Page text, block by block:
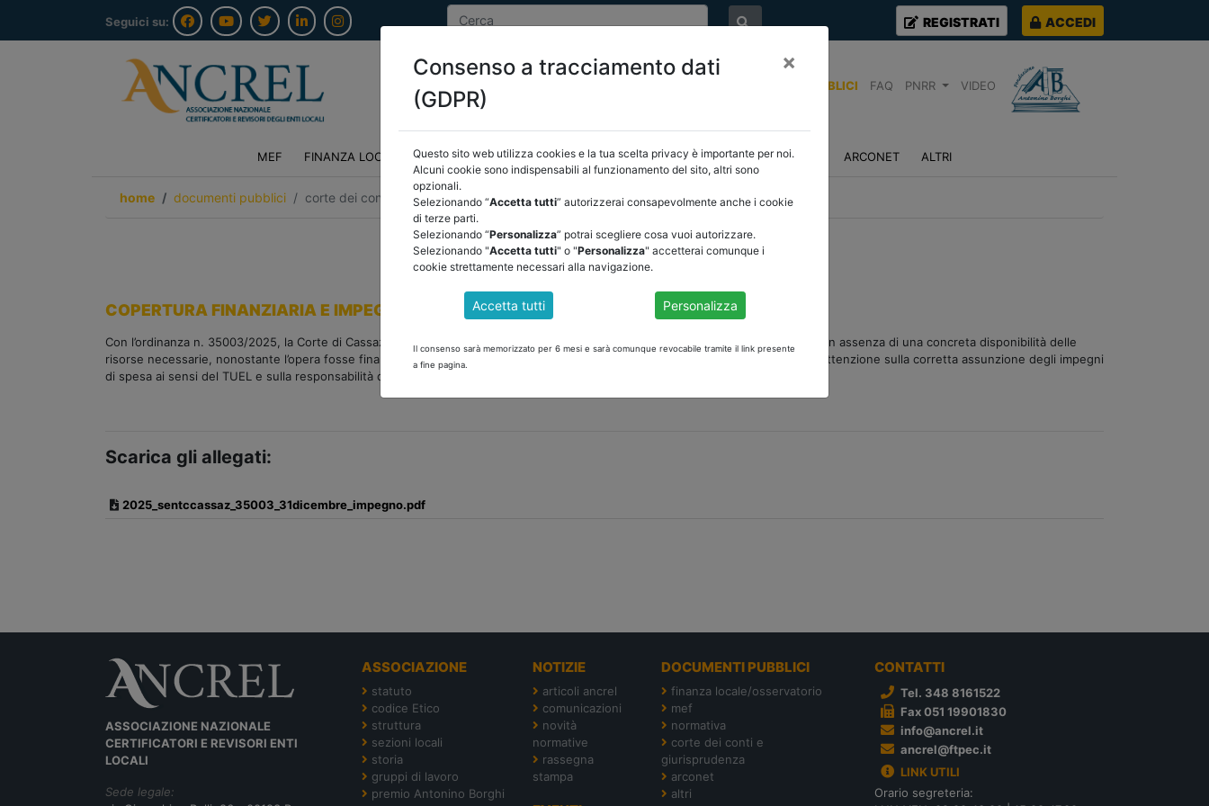
Seguici su: REGISTRATI ACCEDI
DOCUMENTI PUBBLICI FAQ PNRR VIDEO
MEF FINANZA LOCALE/OSSERVATORIO NORMATIVA CORTE DEI CONTI E GIURISPRUDENZA ARCONET ALTRI
home documenti pubblici corte dei conti e giurisprudenza/torna indietro
DOCUMENTI PUBBLICI
COPERTURA FINANZIARIA E IMPEGNI DI SPESA: I CHIARIMENTI DELLA CASSAZIONE
Con l’ordinanza n. 35003/2025, la Corte di Cassazione ha confermato la nullità di un contratto d’appalto stipulato da un Comune in assenza di una concreta disponibilità delle
risorse necessarie, nonostante l’opera fosse finanziata da contributi regionali solo parzialmente erogati. La pronuncia richiama l’attenzione sulla corretta assunzione degli impegni
di spesa ai sensi del TUEL e sulla responsabilità del funzionario che opera senza adeguata copertura finanziaria.
Scarica gli allegati:
2025_sentccassaz_35003_31dicembre_impegno.pdf
ASSOCIAZIONE NAZIONALE
CERTIFICATORI E REVISORI ENTI
LOCALI
Sede legale:
ASSOCIAZIONE
statuto
codice Etico
struttura
sezioni locali
storia
gruppi di lavoro
premio Antonino Borghi
NOTIZIE
articoli ancrel
comunicazioni
novità
normative
rassegna
stampa
DOCUMENTI PUBBLICI
finanza locale/osservatorio
mef
normativa
corte dei conti e
giurisprudenza
arconet
altri
CONTATTI
Tel. 348 8161522
Fax 051 19901830
info@ancrel.it
ancrel@ftpec.it
LINK UTILI
Orario segreteria:
Consenso a tracciamento dati
(GDPR)
×
Questo sito web utilizza cookies e la tua scelta privacy è importante per noi.
Alcuni cookie sono indispensabili al funzionamento del sito, altri sono
opzionali.
Selezionando “Accetta tutti” autorizzerai consapevolmente anche i cookie
di terze parti.
Selezionando “Personalizza” potrai scegliere cosa vuoi autorizzare.
Selezionando "Accetta tutti" o "Personalizza" accetterai comunque i
cookie strettamente necessari alla navigazione.
Accetta tutti Personalizza
Il consenso sarà memorizzato per 6 mesi e sarà comunque revocabile tramite il link presente
a fine pagina.